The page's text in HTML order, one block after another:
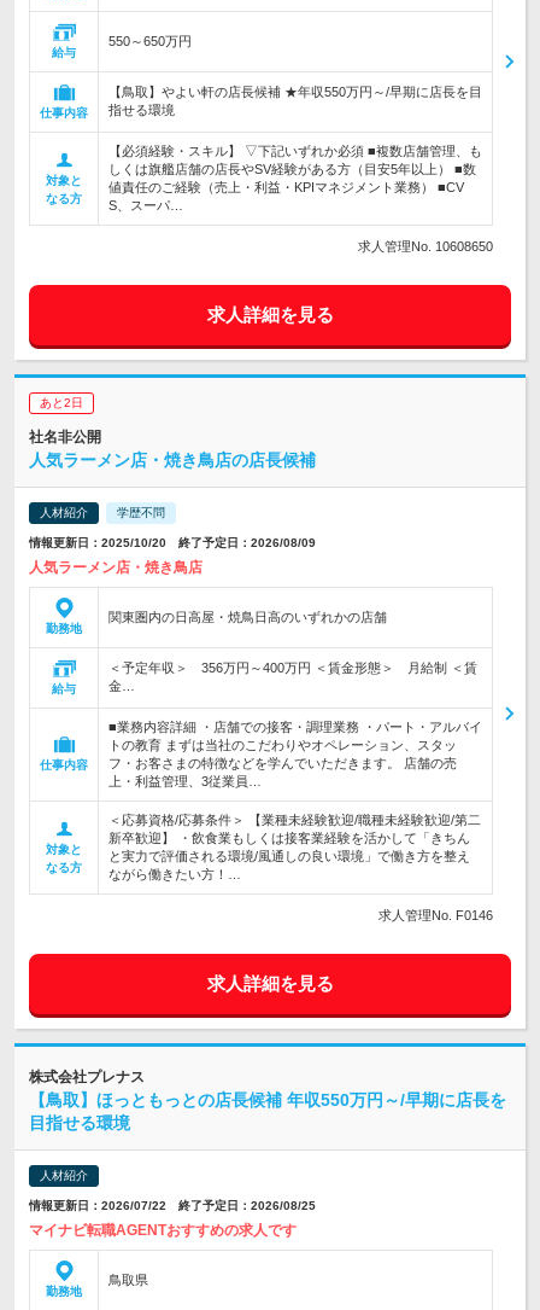
給与
550～650万円
仕事内容
【鳥取】やよい軒の店長候補 ★年収550万円～/早期に店長を目
指せる環境
対象と
なる方
【必須経験・スキル】 ▽下記いずれか必須 ■複数店舗管理、も
しくは旗艦店舗の店長やSV経験がある方（目安5年以上） ■数
値責任のご経験（売上・利益・KPIマネジメント業務） ■CV
S、スーパ…
求人管理No. 10608650
求人詳細を見る
あと2日
社名非公開
人気ラーメン店・焼き鳥店の店長候補
人材紹介 学歴不問
情報更新日：2025/10/20 終了予定日：2026/08/09
人気ラーメン店・焼き鳥店
勤務地
関東圏内の日高屋・焼鳥日高のいずれかの店舗
給与
＜予定年収＞ 356万円～400万円 ＜賃金形態＞ 月給制 ＜賃
金…
仕事内容
■業務内容詳細 ・店舗での接客・調理業務 ・パート・アルバイ
トの教育 まずは当社のこだわりやオペレーション、スタッ
フ・お客さまの特徴などを学んでいただきます。 店舗の売
上・利益管理、3従業員…
対象と
なる方
＜応募資格/応募条件＞ 【業種未経験歓迎/職種未経験歓迎/第二
新卒歓迎】 ・飲食業もしくは接客業経験を活かして「きちん
と実力で評価される環境/風通しの良い環境」で働き方を整え
ながら働きたい方！…
求人管理No. F0146
求人詳細を見る
株式会社プレナス
【鳥取】ほっともっとの店長候補 年収550万円～/早期に店長を
目指せる環境
人材紹介
情報更新日：2026/07/22 終了予定日：2026/08/25
マイナビ転職AGENTおすすめの求人です
勤務地
鳥取県